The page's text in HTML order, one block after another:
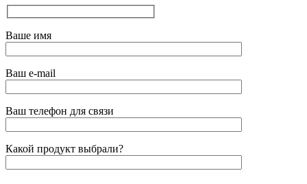
Ваше имя
Ваш e-mail
Ваш телефон для связи
Какой продукт выбрали?